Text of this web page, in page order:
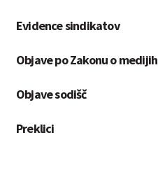
Evidence sindikatov
Objave po Zakonu o medijih
Objave sodišč
Preklici